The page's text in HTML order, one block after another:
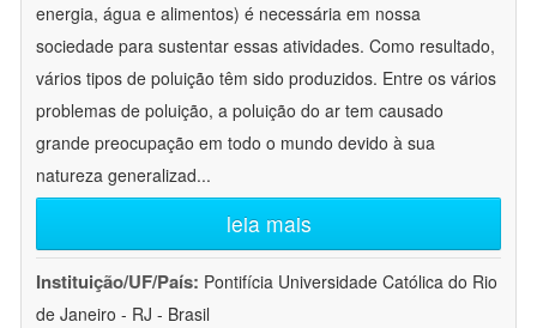
energia, água e alimentos) é necessária em nossa
sociedade para sustentar essas atividades. Como resultado,
vários tipos de poluição têm sido produzidos. Entre os vários
problemas de poluição, a poluição do ar tem causado
grande preocupação em todo o mundo devido à sua
natureza generalizad...
leia mais
Instituição/UF/País: Pontifícia Universidade Católica do Rio
de Janeiro - RJ - Brasil